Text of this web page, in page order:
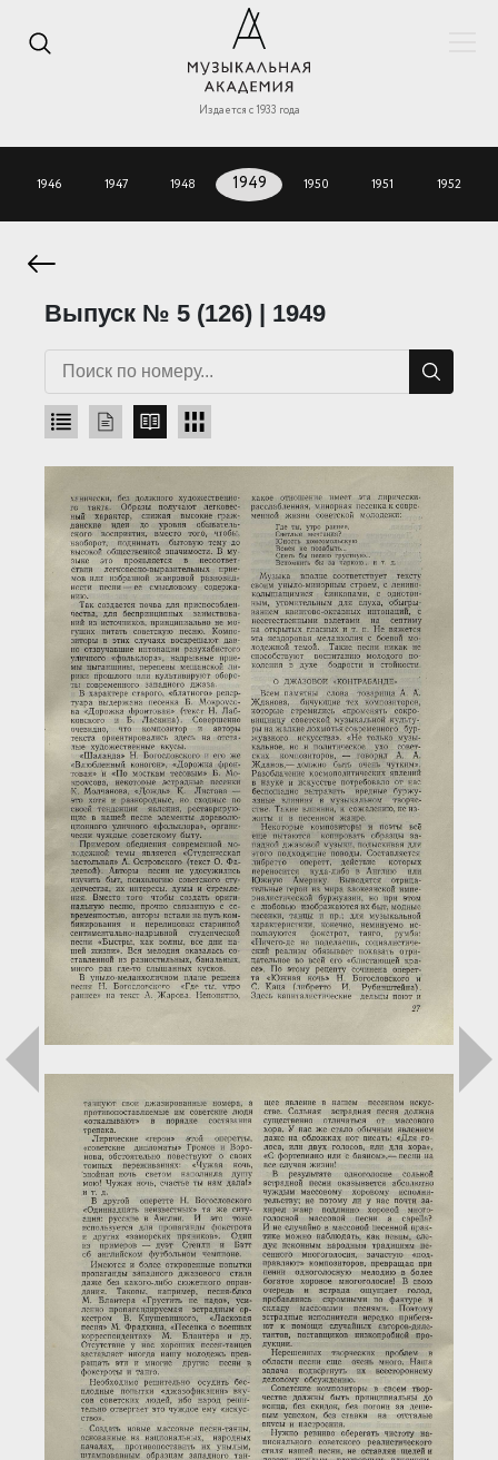
Издается с 1933 года
1946 1947 1948 1949 1950 1951 1952
Выпуск № 5 (126) | 1949
Загрузка...
Загрузка...